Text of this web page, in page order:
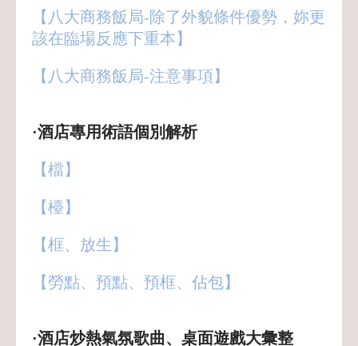
【八大商務飯局-除了外貌條件優勢，妳更
該在臨場反應下重本】
【八大商務飯局-注意事項】
·酒店專用術語個別解析
【檔】
【檯】
【框、放生】
【勞點、預點、預框、佔包】
·酒店炒熱氣氛歌曲、桌面遊戲大彙整